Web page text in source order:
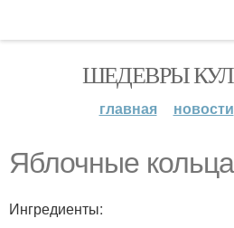
ШЕДЕВРЫ
главная новости
Яблочные
Ингредиенты: